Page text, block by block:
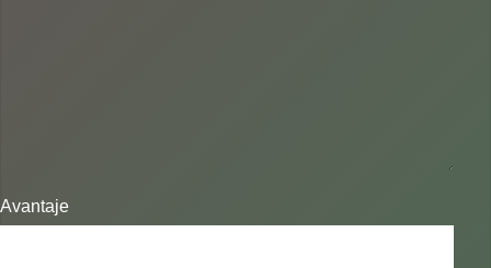
Avantaje